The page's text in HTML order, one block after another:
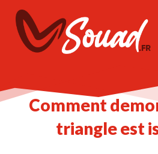
Comment
triangle est